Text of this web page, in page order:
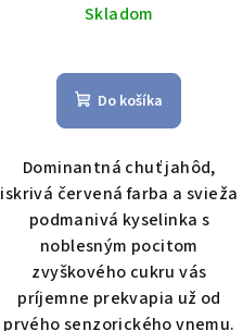
Skladom
Do košíka
Dominantná chuť jahôd,
iskrivá červená farba a svieža
podmanivá kyselinka s
noblesným pocitom
zvyškového cukru vás
príjemne prekvapia už od
prvého senzorického vnemu.